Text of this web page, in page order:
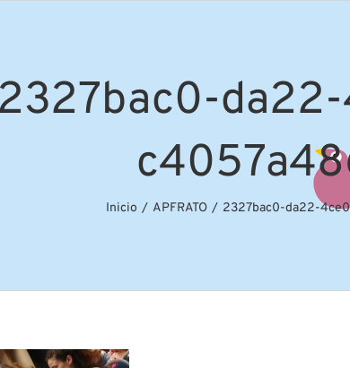
2327bac0-
Inicio APFRATO 2327bac0-da22-